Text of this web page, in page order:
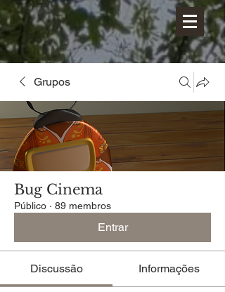
Grupos
Bug Cinema
Público · 89 membros
Entrar
Discussão Informações